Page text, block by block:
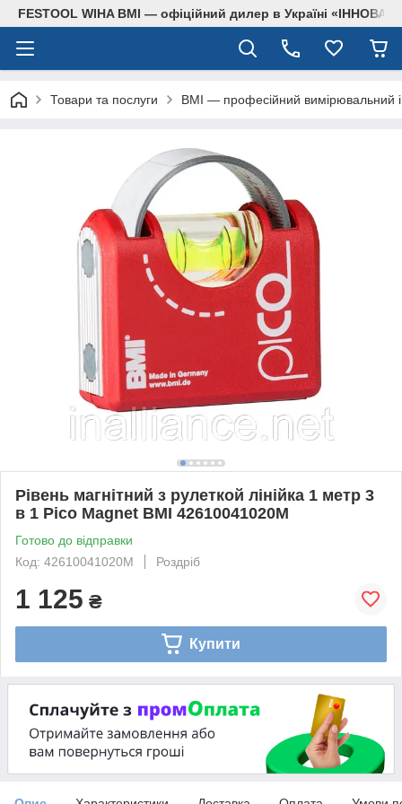
FESTOOL WIHA BMI — офіційний дилер в Україні
Товари та послуги BMI — професійний вимірювальний
Рівень магнітний з рулеткой лінійка 1 метр 3
в 1 Pico Magnet BMI 42610041020M
Готово до відправки
Код: 42610041020M
Роздріб
1 125 ₴
Купити